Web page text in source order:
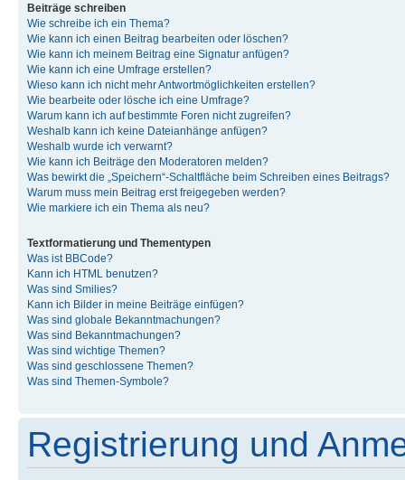
Beiträge schreiben
Wie schreibe ich ein Thema?
Wie kann ich einen Beitrag bearbeiten oder löschen?
Wie kann ich meinem Beitrag eine Signatur anfügen?
Wie kann ich eine Umfrage erstellen?
Wieso kann ich nicht mehr Antwortmöglichkeiten erstellen?
Wie bearbeite oder lösche ich eine Umfrage?
Warum kann ich auf bestimmte Foren nicht zugreifen?
Weshalb kann ich keine Dateianhänge anfügen?
Weshalb wurde ich verwarnt?
Wie kann ich Beiträge den Moderatoren melden?
Was bewirkt die „Speichern“-Schaltfläche beim Schreiben eines Beitrags?
Warum muss mein Beitrag erst freigegeben werden?
Wie markiere ich ein Thema als neu?
Textformatierung und Thementypen
Was ist BBCode?
Kann ich HTML benutzen?
Was sind Smilies?
Kann ich Bilder in meine Beiträge einfügen?
Was sind globale Bekanntmachungen?
Was sind Bekanntmachungen?
Was sind wichtige Themen?
Was sind geschlossene Themen?
Was sind Themen-Symbole?
Registrierung und